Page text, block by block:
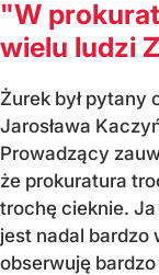
"W
wielu ludzi
Żurek był pytany
Jarosława
Prowadzący
że prokuratura
trochę cieknie.
jest nadal bardzo
obserwuję